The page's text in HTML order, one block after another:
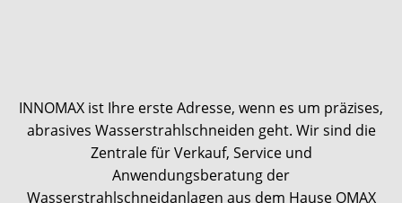
INNOMAX ist Ihre erste Adresse, wenn es um präzises,
abrasives Wasserstrahlschneiden geht. Wir sind die
Zentrale für Verkauf, Service und
Anwendungsberatung der
Wasserstrahlschneidanlagen aus dem Hause OMAX